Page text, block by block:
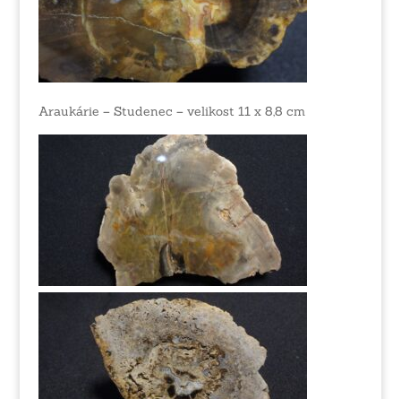
Araukárie – Studenec – velikost 11 x 8,8 cm